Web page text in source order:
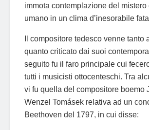
immota contemplazione del mistero
umano in un clima d’inesorabile
Il compositore tedesco venne tanto
quanto criticato dai suoi
seguito fu il faro principale cui
tutti i musicisti ottocenteschi. Tra
vi fu quella del compositore boemo
Wenzel Tomásek relativa ad un
Beethoven del 1797, in cui disse: